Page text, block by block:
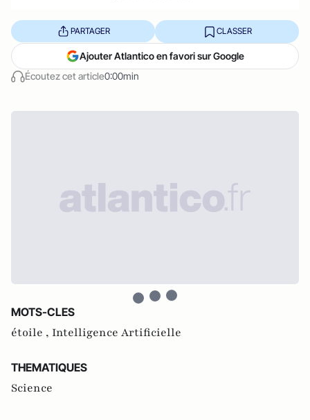
Écoutez cet article0:00min
PARTAGER CLASSER
Ajouter Atlantico en favori sur Google
MOTS-CLES
étoile , Intelligence Artificielle
THEMATIQUES
Science